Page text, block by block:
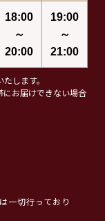
18:00
～
20:00
19:00
～
21:00
します。
にお届けできない場合
一切行っており